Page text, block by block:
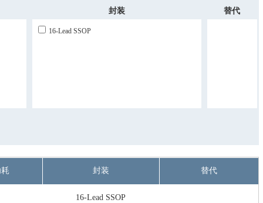
封装 替代
16-Lead SSOP
封装 替代
16-Lead SSOP